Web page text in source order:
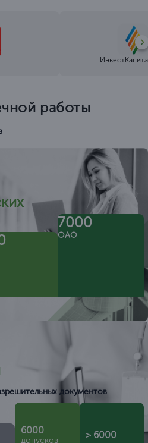
работы
7000
ОАО
документов
6000
допусков
> 6000